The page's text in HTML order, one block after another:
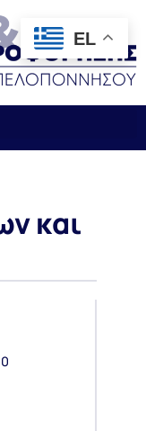
και
EL